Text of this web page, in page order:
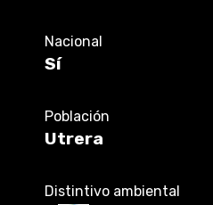
Nacional
Sí
Población
Utrera
Distintivo ambiental